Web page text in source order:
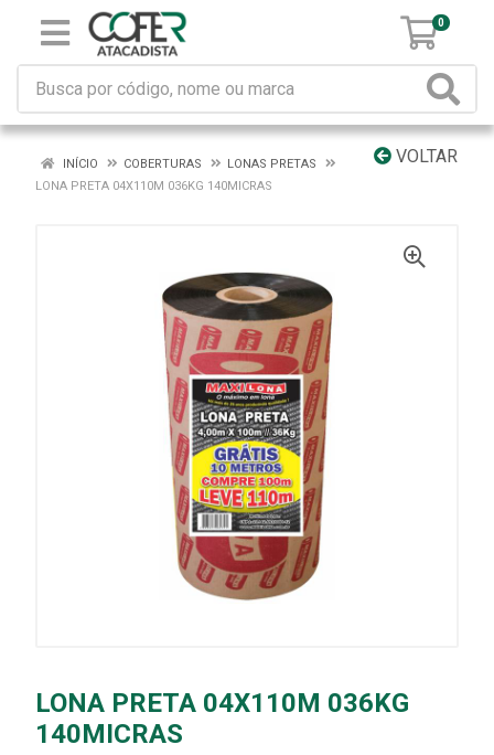
0
VOLTAR
INÍCIO COBERTURAS
LONAS PRETAS
LONA PRETA 04X110M 036KG 140MICRAS
LONA PRETA 04X110M 036KG
140MICRAS